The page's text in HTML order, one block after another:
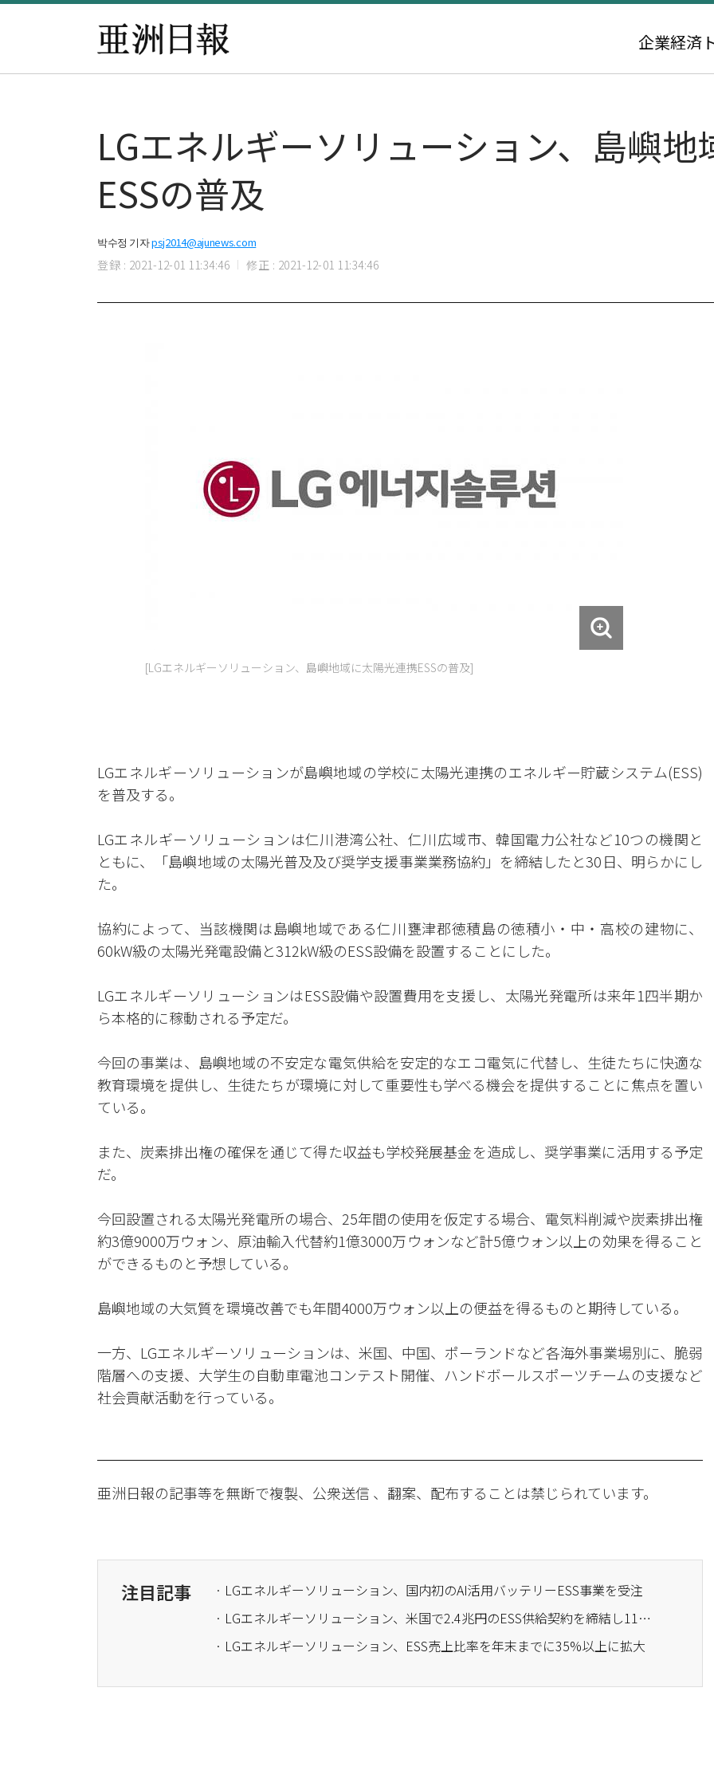
企業経済
LGエネルギーソリューション、島嶼
ESSの普及
박수정 기자psj2014@ajunews.com
登録 : 2021-12-01 11:34:46 修正 : 2021-12-01 11:34:46
[LGエネルギーソリューション、島嶼地域に太陽光連携ESSの普及]
LGエネルギーソリューションが島嶼地域の学校に太陽光連携のエネルギー貯蔵システム(ESS)
を普及する。
LGエネルギーソリューションは仁川港湾公社、仁川広域市、韓国電力公社など10つの機関と
ともに、「島嶼地域の太陽光普及及び奨学支援事業業務協約」を締結したと30日、明らかにし
た。
協約によって、当該機関は島嶼地域である仁川甕津郡徳積島の徳積小・中・高校の建物に、
60kW級の太陽光発電設備と312kW級のESS設備を設置することにした。
LGエネルギーソリューションはESS設備や設置費用を支援し、太陽光発電所は来年1四半期か
ら本格的に稼動される予定だ。
今回の事業は、島嶼地域の不安定な電気供給を安定的なエコ電気に代替し、生徒たちに快適な
教育環境を提供し、生徒たちが環境に対して重要性も学べる機会を提供することに焦点を置い
ている。
また、炭素排出権の確保を通じて得た収益も学校発展基金を造成し、奨学事業に活用する予定
だ。
今回設置される太陽光発電所の場合、25年間の使用を仮定する場合、電気料削減や炭素排出権
約3億9000万ウォン、原油輸入代替約1億3000万ウォンなど計5億ウォン以上の効果を得ること
ができるものと予想している。
島嶼地域の大気質を環境改善でも年間4000万ウォン以上の便益を得るものと期待している。
一方、LGエネルギーソリューションは、米国、中国、ポーランドなど各海外事業場別に、脆弱
階層への支援、大学生の自動車電池コンテスト開催、ハンドボールスポーツチームの支援など
社会貢献活動を行っている。
亜洲日報の記事等を無断で複製、公衆送信 、翻案、配布することは禁じられています。
注目記事
· LGエネルギーソリューション、国内初のAI活用バッテリーESS事業を受注
· LGエネルギーソリューション、米国で2.4兆円のESS供給契約を締結し11%急騰
· LGエネルギーソリューション、ESS売上比率を年末までに35%以上に拡大